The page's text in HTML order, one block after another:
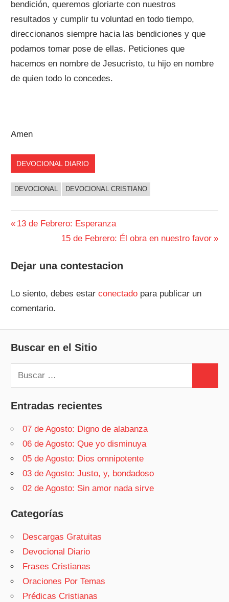
bendición, queremos gloriarte con nuestros
resultados y cumplir tu voluntad en todo tiempo,
direccionanos siempre hacia las bendiciones y que
podamos tomar pose de ellas. Peticiones que
hacemos en nombre de Jesucristo, tu hijo en nombre
de quien todo lo concedes.
Amen
DEVOCIONAL DIARIO
DEVOCIONAL DEVOCIONAL CRISTIANO
Navegación
entradas
Entrada
13 de Febrero: Esperanza
Siguiente
15 de Febrero: Él obra en nuestro favor
Dejar una contestacion
Lo siento, debes estarconectado para publicar un
comentario.
Buscar en el Sitio
Buscar:
Entradas recientes
07 de Agosto: Digno de alabanza
06 de Agosto: Que yo disminuya
05 de Agosto: Dios omnipotente
03 de Agosto: Justo, y, bondadoso
02 de Agosto: Sin amor nada sirve
Categorías
Descargas Gratuitas
Devocional Diario
Frases Cristianas
Oraciones Por Temas
Prédicas Cristianas